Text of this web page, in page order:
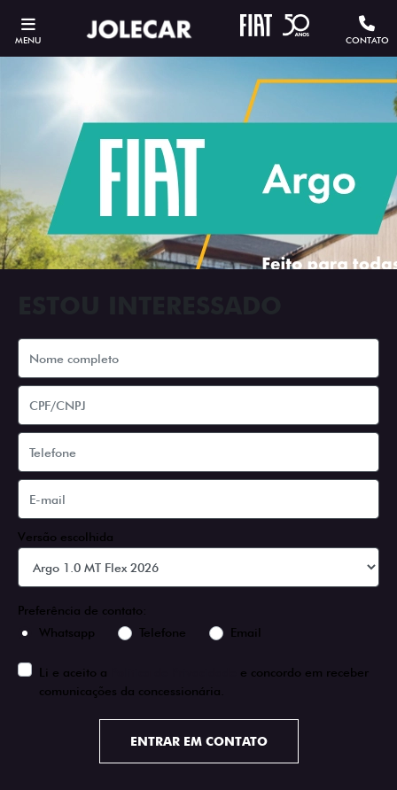
MENU CONTATO
Versão escolhida
Preferência de contato:
Whatsapp
Telefone Email
Li e aceito a
e concordo em receber
comunicações da concessionária.
ENTRAR EM CONTATO